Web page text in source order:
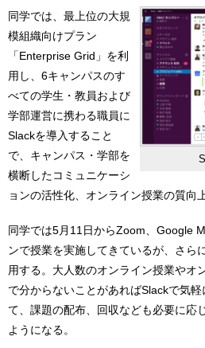
同学では、最上位の大規
模組織向けプラン
「Enterprise Grid」を利
用し、6キャンパスのす
べての学生・教員および
学部運営に携わる職員に
Slackを導入すること
で、キャンパス・学部を
横断したコミュニケーシ
ョンの活性化、オンライン授業の質向
同学では5月11日からZoom、Google
ンで授業を実施してきているが、さら
用する。大人数のオンライン授業やオ
で分からないことがあればSlackで気
て、課題の配布、回収なども必要に応
ようになる。